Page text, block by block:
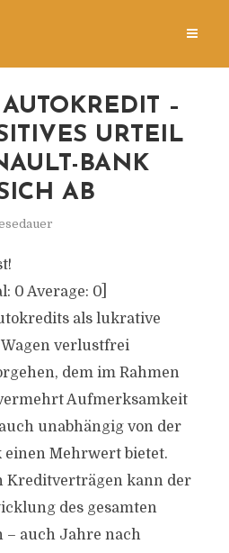
–
URTEIL
BANK
AB
0 Average: 0]
als lukrative
verlustfrei
dem im Rahmen
Aufmerksamkeit
unabhängig von der
Mehrwert bietet.
Kreditverträgen kann der
des gesamten
– auch Jahre nach